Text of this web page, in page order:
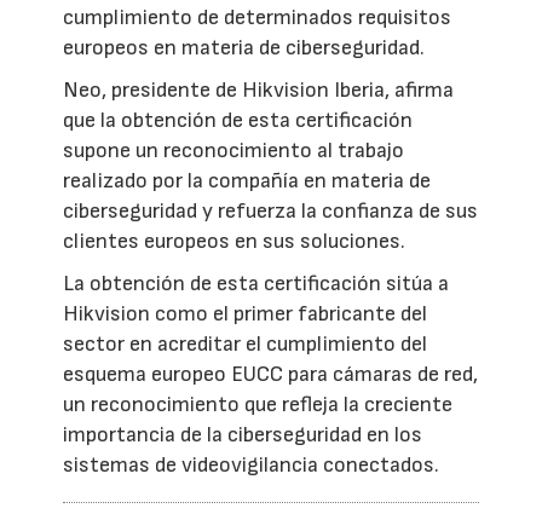
cumplimiento de determinados requisitos
europeos en materia de ciberseguridad.
Neo, presidente de Hikvision Iberia, afirma
que la obtención de esta certificación
supone un reconocimiento al trabajo
realizado por la compañía en materia de
ciberseguridad y refuerza la confianza de sus
clientes europeos en sus soluciones.
La obtención de esta certificación sitúa a
Hikvision como el primer fabricante del
sector en acreditar el cumplimiento del
esquema europeo EUCC para cámaras de red,
un reconocimiento que refleja la creciente
importancia de la ciberseguridad en los
sistemas de videovigilancia conectados.